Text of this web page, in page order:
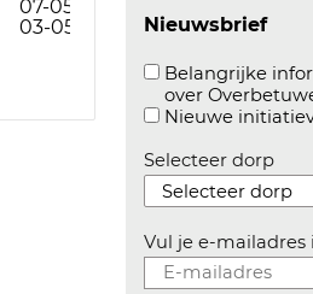
07-05-24
03-05-24 Nieuwsbrief
Belangrijke
over
Aanvinken om
Nieuwe
Selecteer dorp
Vul je e-mailadres